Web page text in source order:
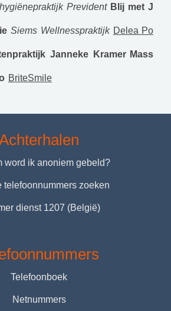
Prevident Blij met J
Siems Wellnesspraktijk Delea Po
Janneke Kramer Mass
BriteSmile
word ik anoniem gebeld?
telefoonnummers zoeken
dienst 1207 (België)
Telefoonboek
Netnummers